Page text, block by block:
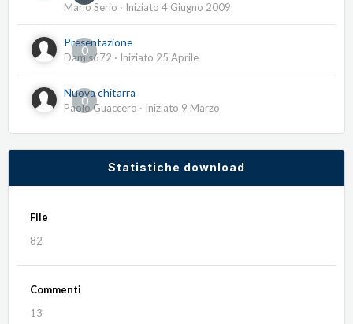
Mario Serio · Iniziato 4 Giugno 2009
0
Presentazione
Damis672 · Iniziato 25 Aprile
0
Nuova chitarra
Paolo Guaccero · Iniziato 9 Marzo
Statistiche download
File
82
Commenti
13